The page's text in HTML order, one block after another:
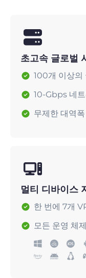
초고속 글로벌
100개 이상의
10-Gbps 네
무제한 대역폭
멀티 디바이스
한 번에 7개
모든 운영 체